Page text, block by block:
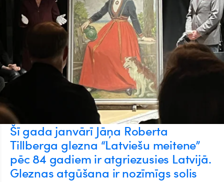
Šī gada janvārī Jāņa Roberta
Tillberga glezna “Latviešu meitene”
pēc 84 gadiem ir atgriezusies Latvijā.
Gleznas atgūšana ir nozīmīgs solis